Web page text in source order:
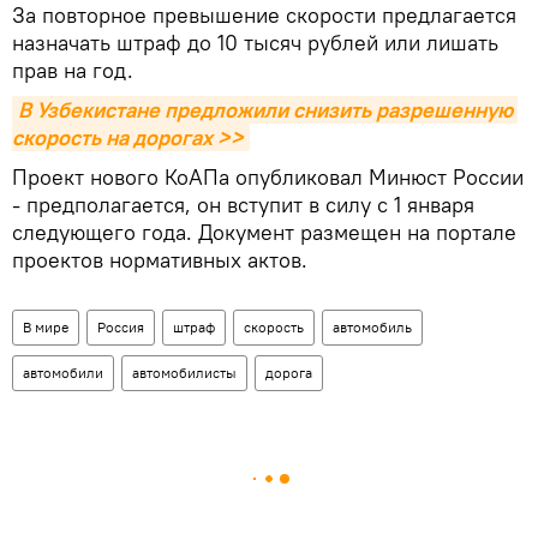
За повторное превышение скорости предлагается
назначать штраф до 10 тысяч рублей или лишать
прав на год.
В Узбекистане предложили снизить разрешенную
скорость на дорогах >>
Проект нового КоАПа опубликовал Минюст России
- предполагается, он вступит в силу с 1 января
следующего года. Документ размещен на портале
проектов нормативных актов.
В мире Россия штраф скорость автомобиль
автомобили автомобилисты дорога